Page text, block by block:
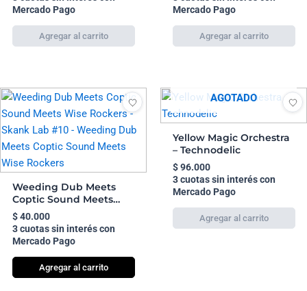
Mercado Pago
Mercado Pago
Weeding Dub Meets
Coptic Sound Meets
Wise Rockers – Skank
Lab #10 – Weeding Dub
Meets Coptic Sound
Meets Wise Rockers
$40.000
3 cuotas sin interés con
Mercado Pago
Agregar al carrito
AGOTADO
Yellow Magic Orchestra
– Technodelic
$96.000
3 cuotas sin interés con
Mercado Pago